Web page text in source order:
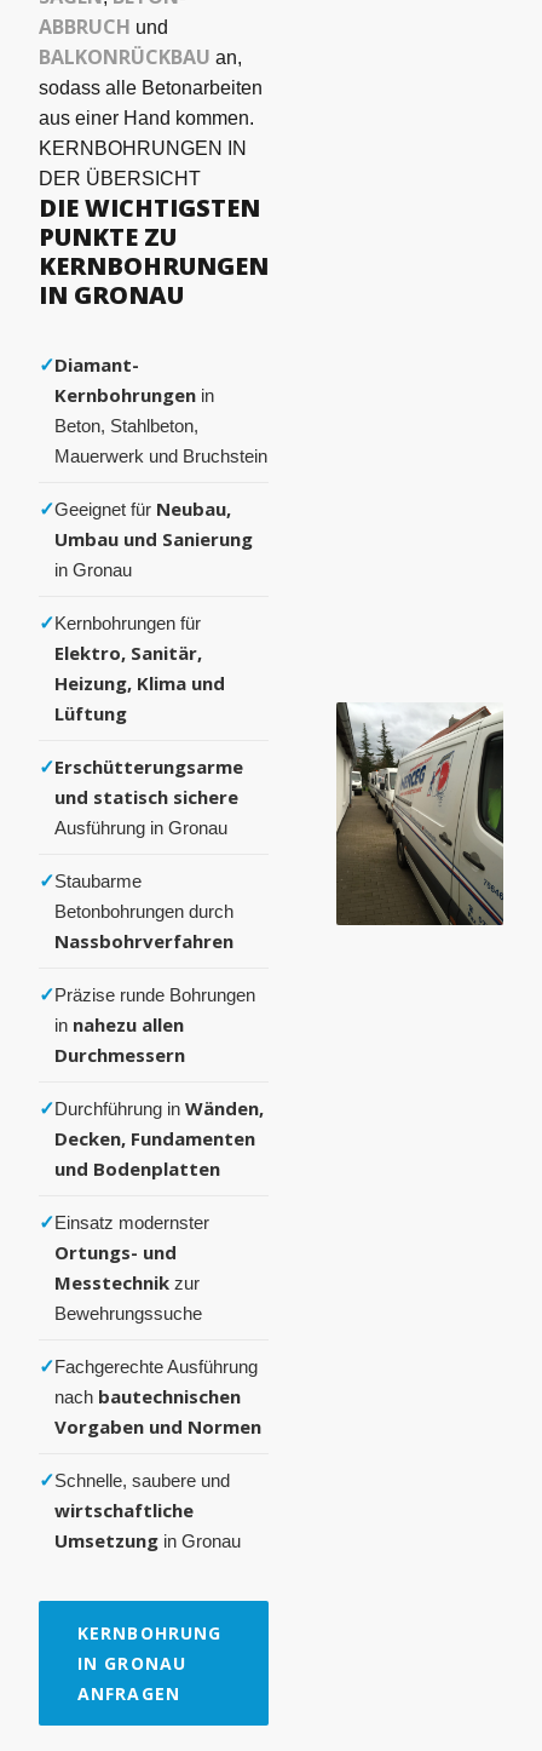
ABBRUCH und
BALKONRÜCKBAU an,
sodass alle Betonarbeiten
aus einer Hand kommen.
KERNBOHRUNGEN IN
DER ÜBERSICHT
DIE WICHTIGSTEN
PUNKTE ZU
KERNBOHRUNGEN
IN GRONAU
✓Diamant-
Kernbohrungen in
Beton, Stahlbeton,
Mauerwerk und Bruchstein
✓Geeignet für Neubau,
Umbau und Sanierung
in Gronau
✓Kernbohrungen für
Elektro, Sanitär,
Heizung, Klima und
Lüftung
✓Erschütterungsarme
und statisch sichere
Ausführung in Gronau
✓Staubarme
Betonbohrungen durch
Nassbohrverfahren
✓Präzise runde Bohrungen
in nahezu allen
Durchmessern
✓Durchführung in Wänden,
Decken, Fundamenten
und Bodenplatten
✓Einsatz modernster
Ortungs- und
Messtechnik zur
Bewehrungssuche
✓Fachgerechte Ausführung
nach bautechnischen
Vorgaben und Normen
✓Schnelle, saubere und
wirtschaftliche
Umsetzung in Gronau
KERNBOHRUNG
IN GRONAU
ANFRAGEN